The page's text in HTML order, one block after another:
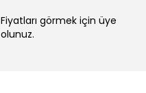
Fiyatları görmek için üye
olunuz.